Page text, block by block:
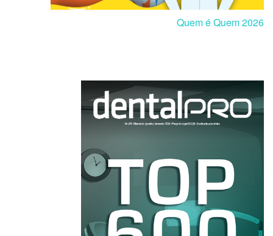
Quem é Quem 2026